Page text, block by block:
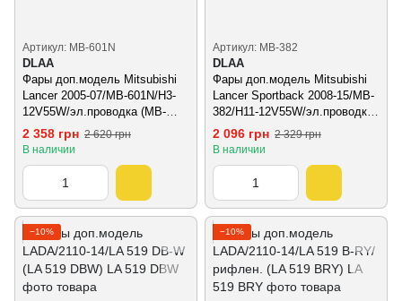
Артикул: MB-601N
DLAA
Фары доп.модель Mitsubishi
Lancer 2005-07/MB-601N/H3-
12V55W/эл.проводка (MB-
601N)
2 358 грн 2 620 грн
В наличии
Артикул: MB-382
DLAA
Фары доп.модель Mitsubishi
Lancer Sportback 2008-15/MB-
382/H11-12V55W/эл.проводка
(MB-382)
2 096 грн 2 329 грн
В наличии
−10% −10%